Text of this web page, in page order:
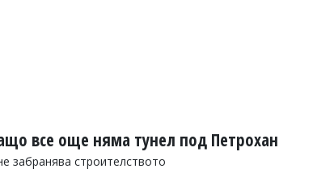
все още няма тунел под Петрохан
забранява строителството